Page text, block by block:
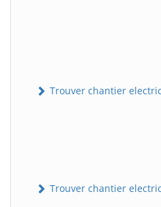
Trouver chantier
Trouver chantier